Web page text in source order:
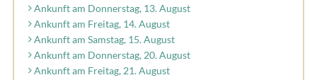
Ankunft am Donnerstag, 13. August
Ankunft am Freitag, 14. August
Ankunft am Samstag, 15. August
Ankunft am Donnerstag, 20. August
Ankunft am Freitag, 21. August